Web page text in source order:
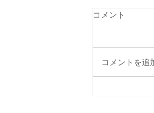
コメント
コメントを